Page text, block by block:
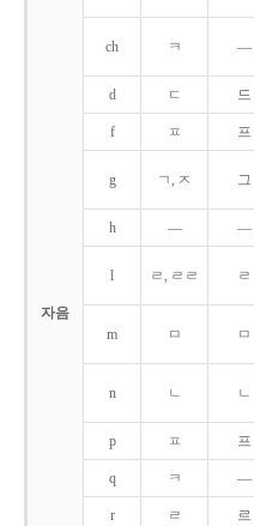
자음
ch ㅋ ―
d ㄷ 드
f ㅍ 프
g ㄱ, ㅈ 그
h ― ―
l ㄹ, ㄹㄹ ㄹ
m ㅁ ㅁ
n ㄴ ㄴ
p ㅍ 프
q ㅋ ―
r ㄹ 르